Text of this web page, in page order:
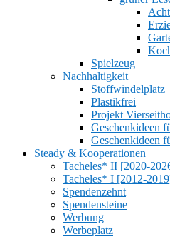
Spielzeug
Nachhaltigkeit
Stoffwindelplatz
Plastikfrei
Projekt
Geschenkideen
Geschenkideen
Steady & Kooperationen
Tacheles* II [2020-
Tacheles* I [2012-
Spendenzehnt
Spendensteine
Werbung
Werbeplatz